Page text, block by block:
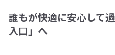
誰もが快適に安心して
入口」へ